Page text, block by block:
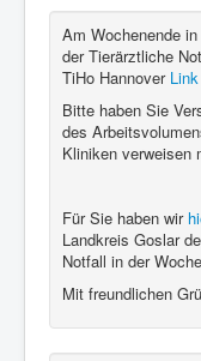
Am Wochenende
der Tierärztliche
TiHo Hannover Link
Bitte haben Sie
des
Kliniken verweisen
Für Sie haben wir
Landkreis Goslar
Notfall in der
Mit freundlichen